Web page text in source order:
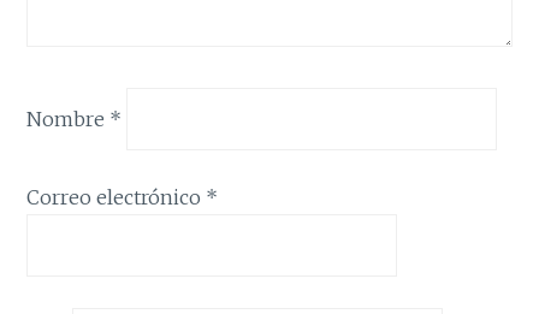
Nombre *
Correo electrónico *